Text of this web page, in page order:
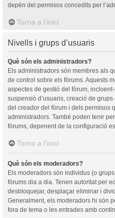
depèn del permisos concedits per
Torna a l’inici
Nivells i grups d’usuaris
Què són els administradors?
Els administradors són membres als
de control sobre els fòrums. Aquests
aspectes de gestió del fòrum,
suspensió d’usuaris, creació de
del creador del fòrum i dels permisos
administradors. També poden tenir
fòrums, depenent de la configuració
Torna a l’inici
Què són els moderadors?
Els moderadors són individus (o
fòrums dia a dia. Tenen autoritat per
desbloquejar, desplaçar eliminar i
Generalment, els moderadors hi són
fora de tema o les entrades amb